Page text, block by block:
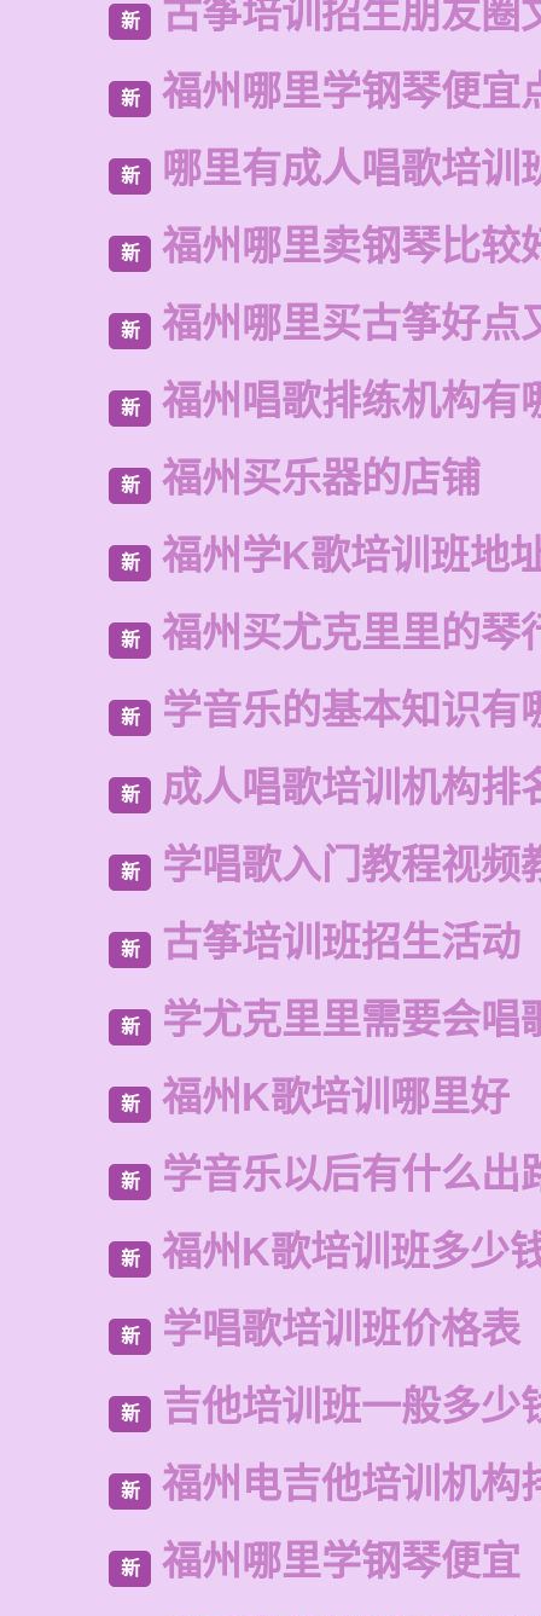
新 古筝培训招生朋友圈
新 福州哪里学钢琴便宜
新 哪里有成人唱歌培训
新 福州哪里卖钢琴比较
新 福州哪里买古筝好点
新 福州唱歌排练机构有
新 福州买乐器的店铺
新 福州学K歌培训班地
新 福州买尤克里里的琴
新 学音乐的基本知识有
新 成人唱歌培训机构排
新 学唱歌入门教程视频
新 古筝培训班招生活动
新 学尤克里里需要会唱
新 福州K歌培训哪里好
新 学音乐以后有什么出
新 福州K歌培训班多少
新 学唱歌培训班价格表
新 吉他培训班一般多少
新 福州电吉他培训机构
新 福州哪里学钢琴便宜